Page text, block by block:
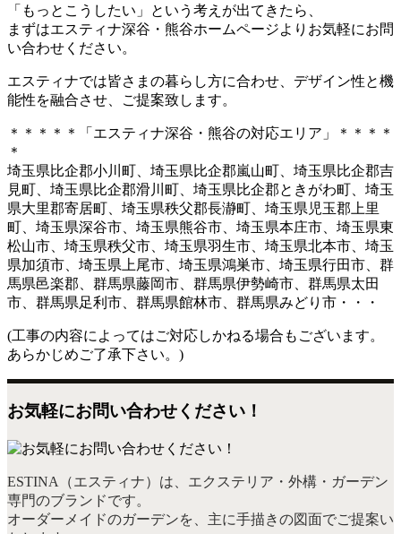
「もっとこうしたい」という考えが出てきたら、
まずはエスティナ深谷・熊谷ホームページよりお気軽にお問
い合わせください。
エスティナでは皆さまの暮らし方に合わせ、デザイン性と機
能性を融合させ、ご提案致します。
＊＊＊＊＊「エスティナ深谷・熊谷の対応エリア」＊＊＊＊
＊
埼玉県比企郡小川町、埼玉県比企郡嵐山町、埼玉県比企郡吉
見町、埼玉県比企郡滑川町、埼玉県比企郡ときがわ町、埼玉
県大里郡寄居町、埼玉県秩父郡長瀞町、埼玉県児玉郡上里
町、埼玉県深谷市、埼玉県熊谷市、埼玉県本庄市、埼玉県東
松山市、埼玉県秩父市、埼玉県羽生市、埼玉県北本市、埼玉
県加須市、埼玉県上尾市、埼玉県鴻巣市、埼玉県行田市、群
馬県邑楽郡、群馬県藤岡市、群馬県伊勢崎市、群馬県太田
市、群馬県足利市、群馬県館林市、群馬県みどり市・・・
(工事の内容によってはご対応しかねる場合もございます。
あらかじめご了承下さい。)
お気軽にお問い合わせください！
ESTINA（エスティナ）は、エクステリア・外構・ガーデン
専門のブランドです。
オーダーメイドのガーデンを、主に手描きの図面でご提案い